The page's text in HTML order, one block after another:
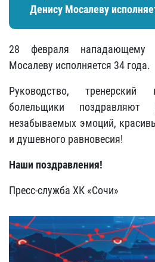
Денису Мосалеву
28 февраля нападающему
Мосалеву исполняется 34 года.
Руководство,
болельщики
незабываемых эмоций,
и душевного равновесия!
Наши поздравления!
Пресс-служба ХК «Сочи»